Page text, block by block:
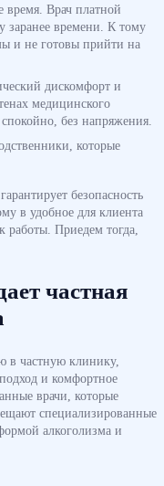
время. Врач платной
заранее времени. К тому
и не готовы прийти на
дискомфорт и
медицинского
без напряжения.
которые
безопасность
в удобное для клиента
работы. Приедем тогда,
частная
в частную клинику,
и комфортное
врачи, которые
специализированные
алкоголизма и